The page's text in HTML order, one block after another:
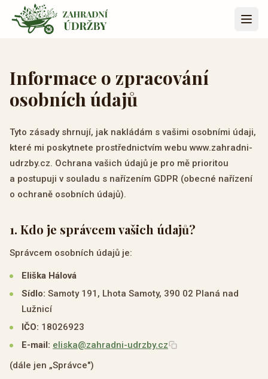
Přeskočit na obsah
Informace o zpracování
osobních údajů
Tyto zásady shrnují, jak nakládám s vašimi osobními údaji,
které mi poskytnete prostřednictvím webu www.zahradni-
udrzby.cz. Ochrana vašich údajů je pro mě prioritou
a postupuji v souladu s nařízením GDPR (obecné nařízení
o ochraně osobních údajů).
1. Kdo je správcem vašich údajů?
Správcem osobních údajů je:
Eliška Hálová
Sídlo: Samoty 191, Lhota Samoty, 390 02 Planá nad
Lužnicí
IČO: 18026923
E-mail: eliska@zahradni-udrzby.cz
(dále jen „Správce")